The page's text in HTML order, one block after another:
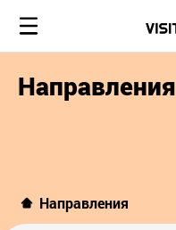
Направления
Направления